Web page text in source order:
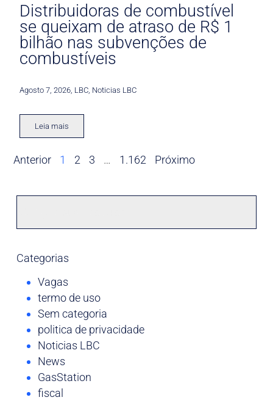
Distribuidoras de combustível
se queixam de atraso de R$ 1
bilhão nas subvenções de
combustíveis
Agosto 7, 2026 LBC Noticias LBC
Leia mais
Anterior 1 2 3 … 1.162 Próximo
Categorias
Vagas
termo de uso
Sem categoria
politica de privacidade
Noticias LBC
News
GasStation
fiscal